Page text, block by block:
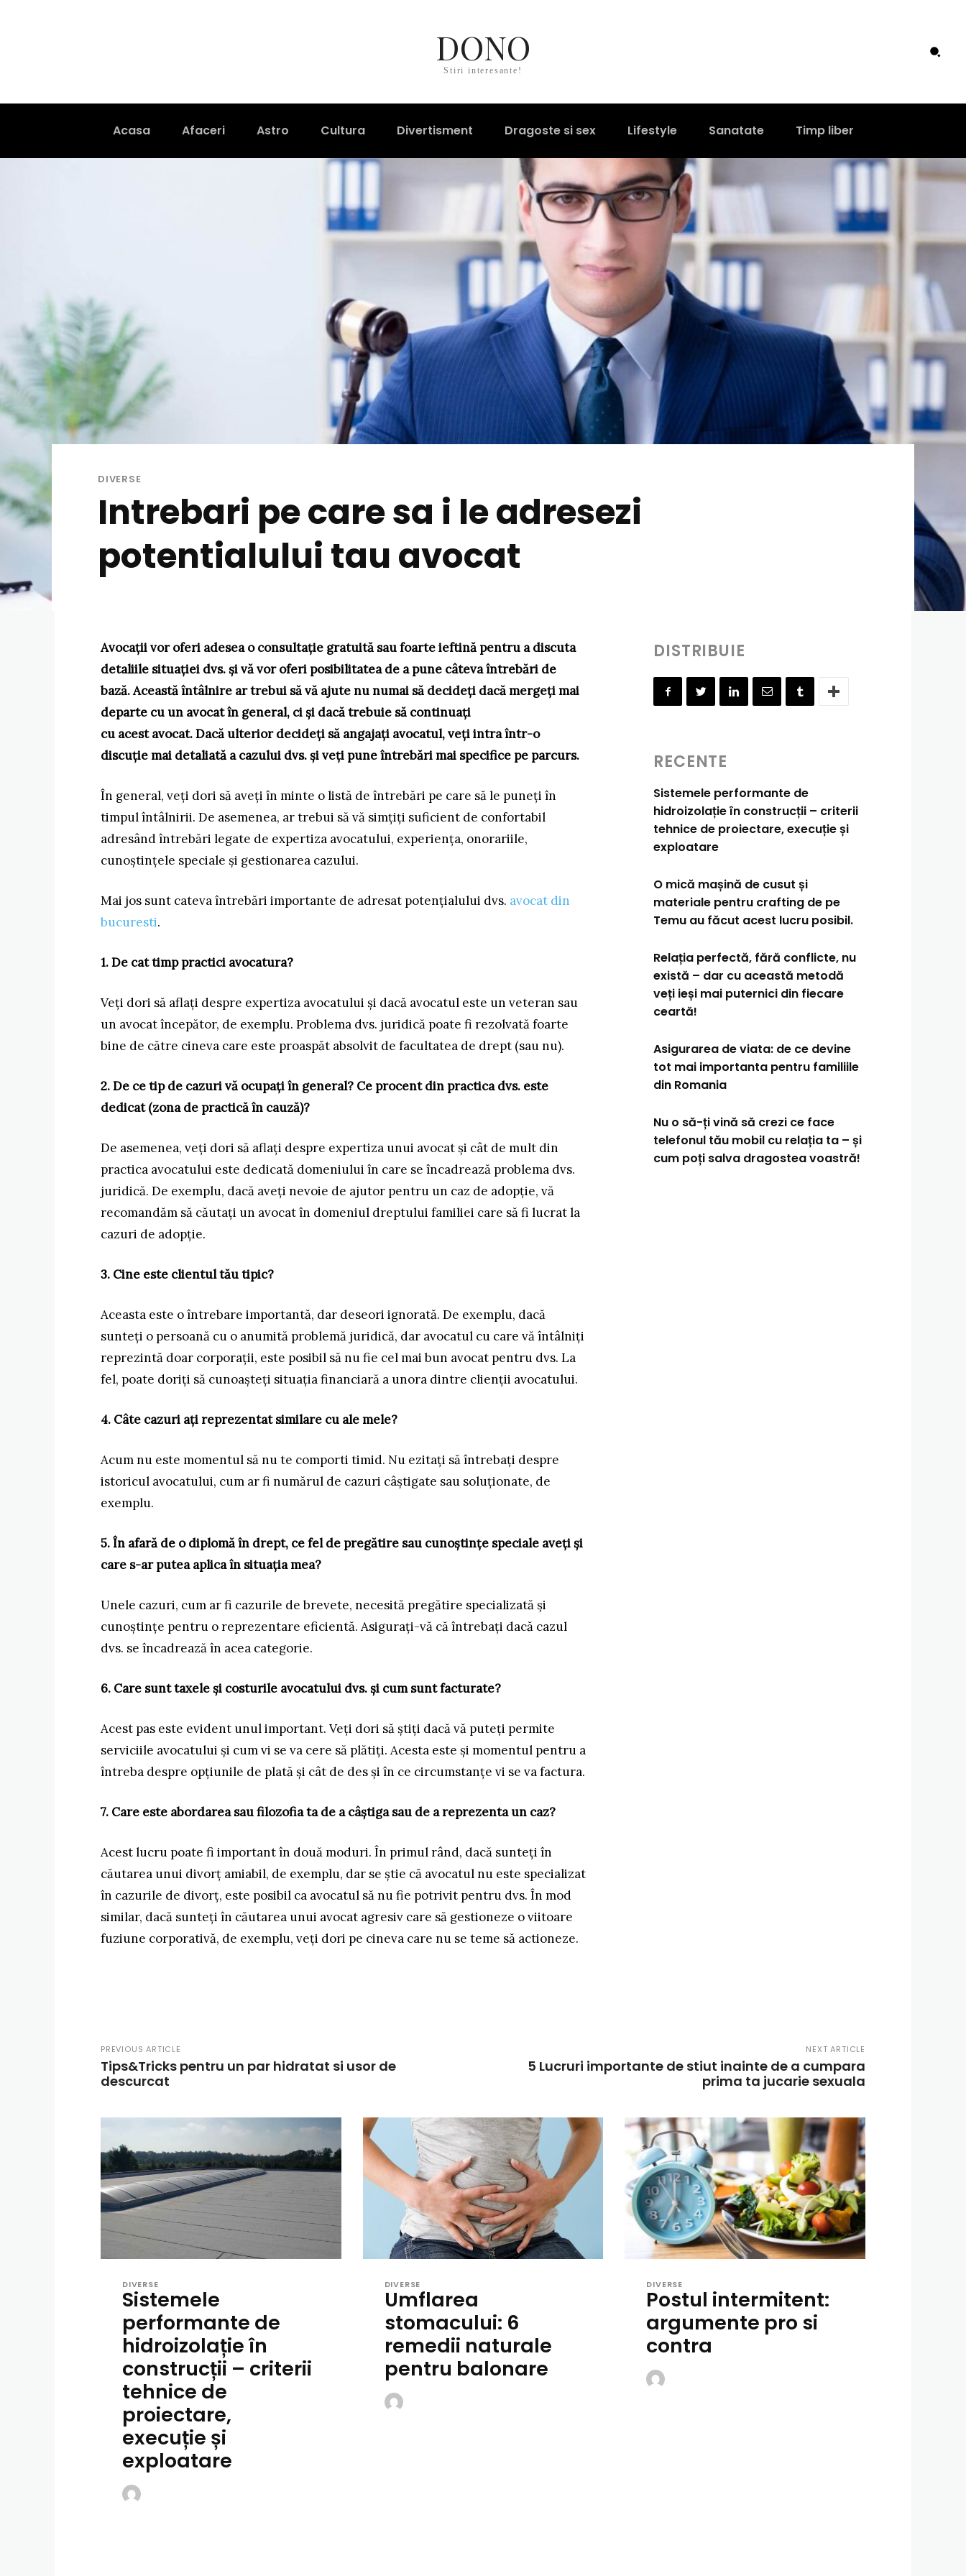
DONO
Stiri interesante!
Acasa Afaceri Astro Cultura Divertisment Dragoste si sex Lifestyle Sanatate Timp liber
DIVERSE
Intrebari pe care sa i le adresezi
potentialului tau avocat
Avocații vor oferi adesea o consultație gratuită sau foarte ieftină pentru a discuta
detaliile situației dvs. și vă vor oferi posibilitatea de a pune câteva întrebări de
bază. Această întâlnire ar trebui să vă ajute nu numai să decideți dacă mergeți mai
departe cu un avocat în general, ci și dacă trebuie să continuați
cu acest avocat. Dacă ulterior decideți să angajați avocatul, veți intra într-o
discuție mai detaliată a cazului dvs. și veți pune întrebări mai specifice pe parcurs.
În general, veți dori să aveți în minte o listă de întrebări pe care să le puneți în
timpul întâlnirii. De asemenea, ar trebui să vă simțiți suficient de confortabil
adresând întrebări legate de expertiza avocatului, experiența, onorariile,
cunoștințele speciale și gestionarea cazului.
Mai jos sunt cateva întrebări importante de adresat potențialului dvs. avocat din
bucuresti.
1. De cat timp practici avocatura?
Veți dori să aflați despre expertiza avocatului și dacă avocatul este un veteran sau
un avocat începător, de exemplu. Problema dvs. juridică poate fi rezolvată foarte
bine de către cineva care este proaspăt absolvit de facultatea de drept (sau nu).
2. De ce tip de cazuri vă ocupați în general? Ce procent din practica dvs. este
dedicat (zona de practică în cauză)?
De asemenea, veți dori să aflați despre expertiza unui avocat și cât de mult din
practica avocatului este dedicată domeniului în care se încadrează problema dvs.
juridică. De exemplu, dacă aveți nevoie de ajutor pentru un caz de adopție, vă
recomandăm să căutați un avocat în domeniul dreptului familiei care să fi lucrat la
cazuri de adopție.
3. Cine este clientul tău tipic?
Aceasta este o întrebare importantă, dar deseori ignorată. De exemplu, dacă
sunteți o persoană cu o anumită problemă juridică, dar avocatul cu care vă întâlniți
reprezintă doar corporații, este posibil să nu fie cel mai bun avocat pentru dvs. La
fel, poate doriți să cunoașteți situația financiară a unora dintre clienții avocatului.
4. Câte cazuri ați reprezentat similare cu ale mele?
Acum nu este momentul să nu te comporti timid. Nu ezitați să întrebați despre
istoricul avocatului, cum ar fi numărul de cazuri câștigate sau soluționate, de
exemplu.
5. În afară de o diplomă în drept, ce fel de pregătire sau cunoștințe speciale aveți și
care s-ar putea aplica în situația mea?
Unele cazuri, cum ar fi cazurile de brevete, necesită pregătire specializată și
cunoștințe pentru o reprezentare eficientă. Asigurați-vă că întrebați dacă cazul
dvs. se încadrează în acea categorie.
6. Care sunt taxele și costurile avocatului dvs. și cum sunt facturate?
Acest pas este evident unul important. Veți dori să știți dacă vă puteți permite
serviciile avocatului și cum vi se va cere să plătiți. Acesta este și momentul pentru a
întreba despre opțiunile de plată și cât de des și în ce circumstanțe vi se va factura.
7. Care este abordarea sau filozofia ta de a câștiga sau de a reprezenta un caz?
Acest lucru poate fi important în două moduri. În primul rând, dacă sunteți în
căutarea unui divorț amiabil, de exemplu, dar se știe că avocatul nu este specializat
în cazurile de divorț, este posibil ca avocatul să nu fie potrivit pentru dvs. În mod
similar, dacă sunteți în căutarea unui avocat agresiv care să gestioneze o viitoare
fuziune corporativă, de exemplu, veți dori pe cineva care nu se teme să actioneze.
DISTRIBUIE
RECENTE
Sistemele performante de
hidroizolație în construcții – criterii
tehnice de proiectare, execuție și
exploatare
O mică mașină de cusut și
materiale pentru crafting de pe
Temu au făcut acest lucru posibil.
Relația perfectă, fără conflicte, nu
există – dar cu această metodă
veți ieși mai puternici din fiecare
ceartă!
Asigurarea de viata: de ce devine
tot mai importanta pentru familiile
din Romania
Nu o să-ți vină să crezi ce face
telefonul tău mobil cu relația ta – și
cum poți salva dragostea voastră!
PREVIOUS ARTICLE
Tips&Tricks pentru un par hidratat si usor de
descurcat
NEXT ARTICLE
5 Lucruri importante de stiut inainte de a cumpara
prima ta jucarie sexuala
DIVERSE
Sistemele
performante de
hidroizolație în
construcții – criterii
tehnice de
proiectare,
execuție și
exploatare
DIVERSE
Umflarea
stomacului: 6
remedii naturale
pentru balonare
DIVERSE
Postul intermitent:
argumente pro si
contra